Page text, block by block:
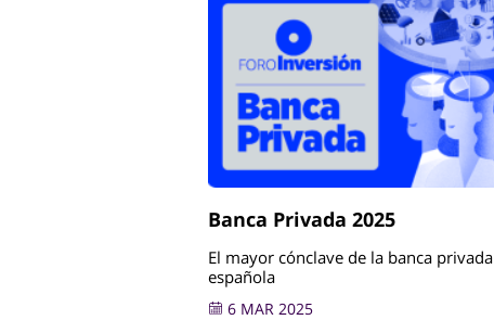
Banca Privada 2025
El mayor cónclave de la banca privada
española
6 MAR 2025